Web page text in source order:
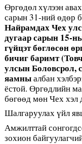
Өргөдөл хүлээн
сарын 31-ний өдөр
НайрамдахЧех
дугаар сарын 15-
гүйцэтбөглөсөнө
бичиг баримт
улсынБоловсрол,
яамныалбан
ёстой. Өргөдлийн
бөгөөд мөн Чех
Шалгаруулахүйл
Амжилттай
зохион